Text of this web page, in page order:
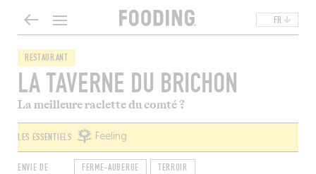
FR
RESTAURANT
LA TAVERNE DU BRICHON
La meilleure raclette du comté ?
LES ESSENTIELS Feeling
ENVIE DE FERME-AUBERGE TERROIR